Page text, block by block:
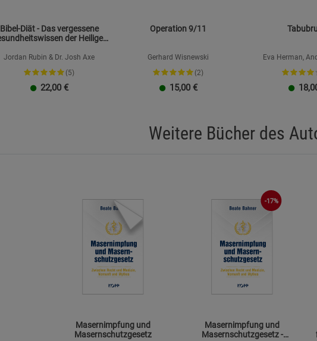
Bibel-Diät - Das vergessene
der Heiligen
Jordan Rubin & Dr. Josh Axe
(5)
22,00 €
Operation 9/11
Gerhard Wisnewski
(2)
15,00 €
Eva Herman,
Weitere Bücher des
Masernimpfung und
Masernschutzgesetz
-17%
Masernimpfung und
Masernschutzgesetz -